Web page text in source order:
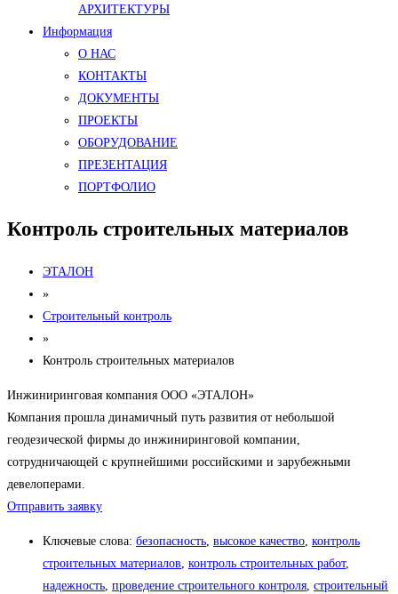
АРХИТЕКТУРЫ
Информация
О НАС
КОНТАКТЫ
ДОКУМЕНТЫ
ПРОЕКТЫ
ОБОРУДОВАНИЕ
ПРЕЗЕНТАЦИЯ
ПОРТФОЛИО
Контроль строительных материалов
ЭТАЛОН
»
Строительный контроль
»
Контроль строительных материалов
Инжиниринговая компания ООО «ЭТАЛОН»
Компания прошла динамичный путь развития от небольшой
геодезической фирмы до инжиниринговой компании,
сотрудничающей с крупнейшими российскими и зарубежными
девелоперами.
Отправить заявку
Ключевые слова: безопасность, высокое качество, контроль
строительных материалов, контроль строительных работ,
надежность, проведение строительного контроля, строительный